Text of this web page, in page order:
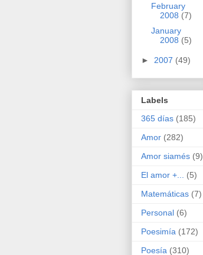
February
2008 (7)
January
2008 (5)
► 2007 (49)
Labels
365 días (185)
Amor (282)
Amor siamés (9)
El amor +...
(5)
Matemáticas (7)
Personal (6)
Poesimía (172)
Poesía (310)